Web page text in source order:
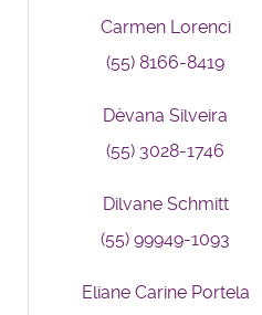
Carmen Lorenci
(55) 8166-8419
Dèvana Silveira
(55) 3028-1746
Dilvane Schmitt
(55) 99949-1093
Eliane Carine Portela